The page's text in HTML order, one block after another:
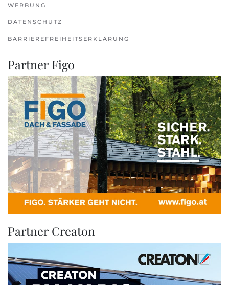
WERBUNG
DATENSCHUTZ
BARRIEREFREIHEITSERKLÄRUNG
Partner Figo
Partner Creaton